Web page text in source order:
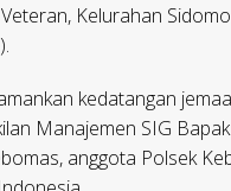
Kelurahan
kedatangan
Manajemen SIG
anggota Polsek